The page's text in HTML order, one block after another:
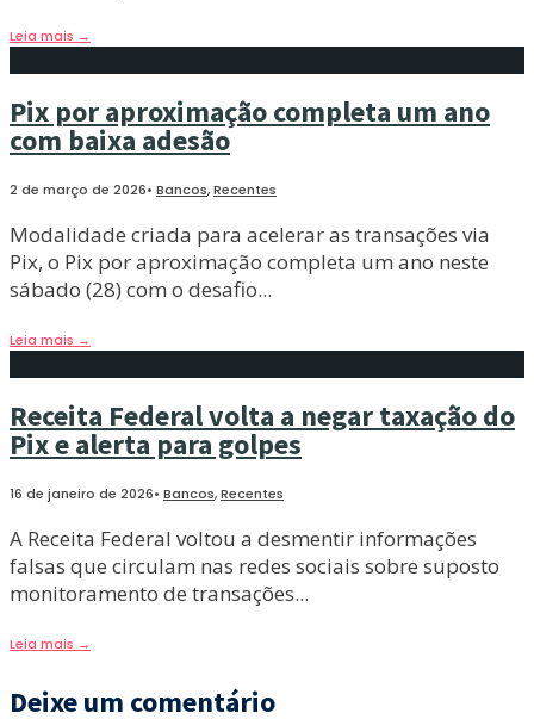
Leia mais →
Pix por aproximação completa um ano
com baixa adesão
2 de março de 2026• Bancos,Recentes
Modalidade criada para acelerar as transações via
Pix, o Pix por aproximação completa um ano neste
sábado (28) com o desafio...
Leia mais →
Receita Federal volta a negar taxação do
Pix e alerta para golpes
16 de janeiro de 2026• Bancos,Recentes
A Receita Federal voltou a desmentir informações
falsas que circulam nas redes sociais sobre suposto
monitoramento de transações...
Leia mais →
Deixe um comentário